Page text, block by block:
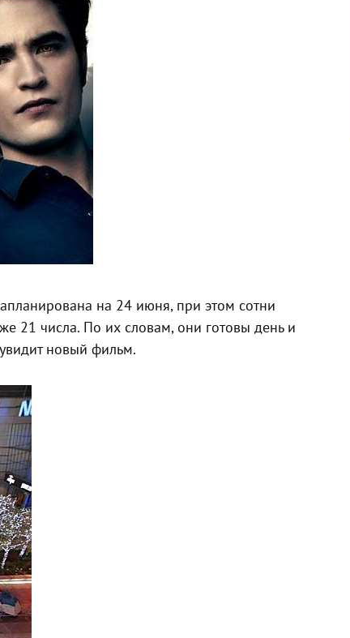
на 24 июня, при этом сотни
21 числа. По их словам, они готовы день и
новый фильм.